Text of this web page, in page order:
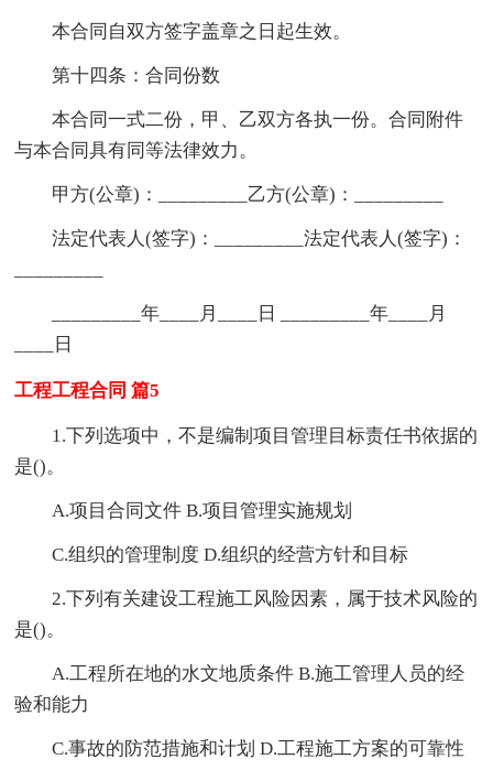
本合同自双方签字盖章之日起生效。
第十四条：合同份数
本合同一式二份，甲、乙双方各执一份。合同附件
与本合同具有同等法律效力。
甲方(公章)：_________乙方(公章)：_________
法定代表人(签字)：_________法定代表人(签字)：
_________年____月____日 _________年____月
____日
工程工程合同 篇5
1.下列选项中，不是编制项目管理目标责任书依据的
是()。
A.项目合同文件 B.项目管理实施规划
C.组织的管理制度 D.组织的经营方针和目标
2.下列有关建设工程施工风险因素，属于技术风险的
是()。
A.工程所在地的水文地质条件 B.施工管理人员的经
验和能力
C.事故的防范措施和计划 D.工程施工方案的可靠性